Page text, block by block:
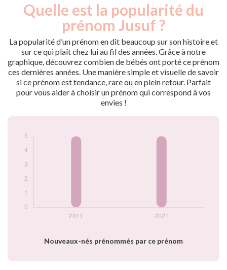
Quelle est la popularité du
prénom Jusuf ?
La popularité d’un prénom en dit beaucoup sur son histoire et
sur ce qui plaît chez lui au fil des années. Grâce à notre
graphique, découvrez combien de bébés ont porté ce prénom
ces dernières années. Une manière simple et visuelle de savoir
si ce prénom est tendance, rare ou en plein retour. Parfait
pour vous aider à choisir un prénom qui correspond à vos
envies !
Nouveaux-nés prénommés par ce prénom
Popularité du
prénom Jusuf par
année
Année
Nouveaux-
nés
2021
5